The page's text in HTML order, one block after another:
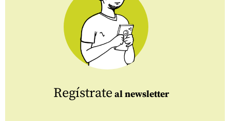
Regístrate al newsletter